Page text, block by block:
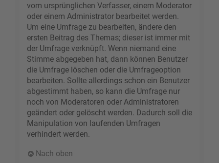
vom ursprünglichen Verfasser, einem Moderator
oder einem Administrator bearbeitet werden.
Um eine Umfrage zu bearbeiten, ändere den
ersten Beitrag des Themas; dieser ist immer mit
der Umfrage verknüpft. Wenn niemand eine
Stimme abgegeben hat, dann können Benutzer
die Umfrage löschen oder die Umfrageoption
bearbeiten. Sollte allerdings schon ein Benutzer
abgestimmt haben, so kann die Umfrage nur
noch von Moderatoren oder Administratoren
geändert oder gelöscht werden. Dadurch soll die
Manipulation von laufenden Umfragen
verhindert werden.
Nach oben